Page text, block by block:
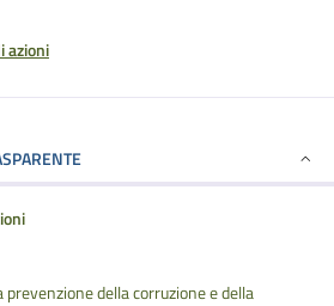
azioni
della corruzione e della